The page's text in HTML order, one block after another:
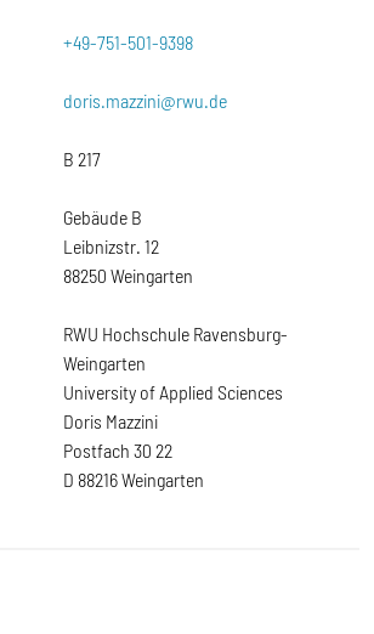
+49-751-501-9398
doris.mazzini@rwu.de
B 217
Gebäude B
Leibnizstr. 12
88250 Weingarten
RWU Hochschule Ravensburg-
Weingarten
University of Applied Sciences
Doris Mazzini
Postfach 30 22
D 88216 Weingarten